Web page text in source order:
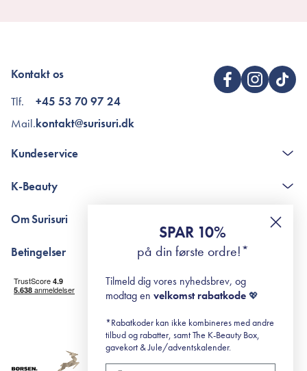
Kontakt os
Tlf.
Mail.
+45 53 70 97 24
kontakt@surisuri.dk
Kundeservice
The K-Beauty Box - spørgsmål og svar
RE-ZIP
K-Beauty
Retinol for begyndere
surisuri's mini guide til rosacea
Om Surisuri
Black Friday
Betingelser
Levering og returnering
Handelsbetingelser
Abonnementsbetingelser
SPAR 10%
på din første ordre!*
Tilmeld dig vores nyhedsbrev, og
modtag en velkomst rabatkode 💖
*Rabatkoder kan ikke kombineres med andre
tilbud og rabatter, samt The K-Beauty Box,
gavekort & Jule/adventskalender.